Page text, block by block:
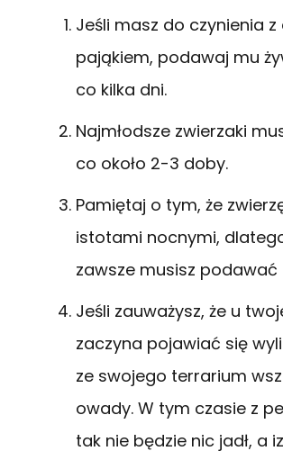
Jeśli masz do czynienia z
pająkiem, podawaj mu
co kilka dni.
Najmłodsze zwierzaki
co około 2-3 doby.
Pamiętaj o tym, że
istotami nocnymi,
zawsze musisz podawać
Jeśli zauważysz, że u
zaczyna pojawiać się
ze swojego terrarium
owady. W tym czasie z
tak nie będzie nic jadł, a